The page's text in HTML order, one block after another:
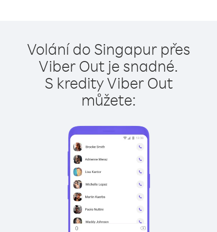
Volání do Singapur přes
Viber Out je snadné.
S kredity Viber Out
můžete: